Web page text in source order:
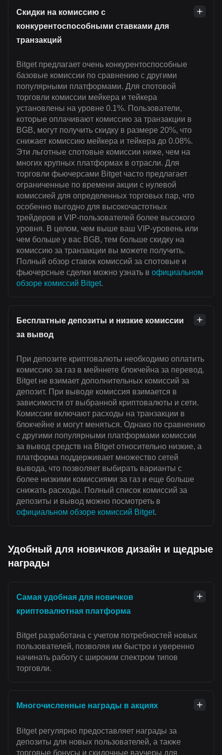
Скидки на комиссию с
конкурентоспособными ставками для
транзакций
Bitget предлагает очень конкурентоспособные
базовые комиссии по сравнению с другими
популярными платформами. Для спотовой
торговли комиссии мейкера и тейкера
установлены на уровне 0.1%. Пользователи,
которые оплачивают комиссию за транзакции в
BGB, могут получить скидку в размере 20%, что
снижает комиссию мейкера и тейкера до 0.08%.
Эти льготные спотовые комиссии ниже, чем на
многих крупных платформах в отрасли. Для
торговли фьючерсами Bitget часто предлагает
ограниченные по времени акции с нулевой
комиссией для определенных торговых пар, что
особенно выгодно для высокочастотных
трейдеров и VIP-пользователей более высокого
уровня. В целом, чем выше ваш VIP-уровень или
чем больше у вас BGB, тем больше скидку на
комиссию за транзакции вы можете получить.
Полный обзор ставок комиссий за спотовые и
фьючерсные сделки можно узнать в официальном
обзоре комиссий Bitget.
Бесплатные депозиты и низкие комиссии
за вывод
При депозите криптовалюты необходимо оплатить
комиссию за газ в мейннете блокчейна за перевод.
Bitget не взимает дополнительных комиссий за
депозит. При выводе комиссия взимается в
зависимости от выбранной криптовалюты и сети.
Комиссии включают расходы на транзакции в
блокчейне и могут меняться. Однако по сравнению
с другими популярными платформами комиссии
за вывод средств на Bitget относительно низкие, а
платформа поддерживает множество сетей
вывода, что позволяет выбирать варианты с
более низкими комиссиями за газ и еще больше
снижать расходы. Полный список комиссий за
депозиты и вывод можно посмотреть в
официальном обзоре комиссий Bitget.
Удобный для новичков дизайн и щедрые
награды
Самая удобная для новичков
криптовалютная платформа
Bitget разработана с учетом потребностей новых
пользователей, позволяя им быстро и уверенно
начинать работу с широким спектром типов
торговли.
Многочисленные награды в акциях
Bitget регулярно предоставляет награды за
депозиты для новых пользователей, а также
торговые бонусы и скидочные ваучеры для